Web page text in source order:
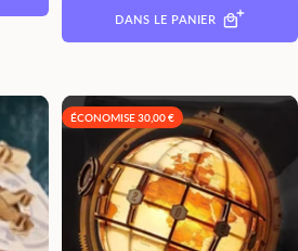
DANS LE PANIER
ÉCONOMISE 30,00 €